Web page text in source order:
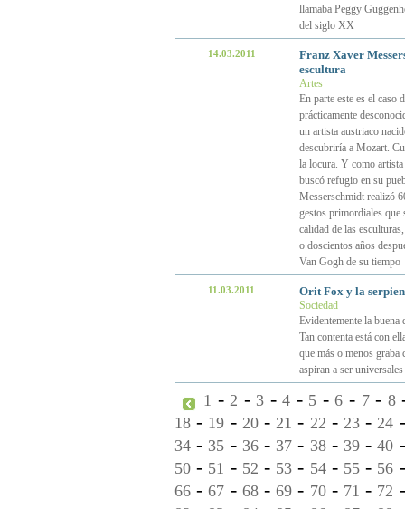
llamaba Peggy
del siglo XX
14.03.2011
Franz Xaver
escultura
Artes
En parte este es el caso
prácticamente
un artista austriaco
descubriría a Mozart.
la locura. Y como
buscó refugio en su
Messerschmidt realizó
gestos primordiales que
calidad de las
o doscientos años
Van Gogh de su tiempo
11.03.2011 Orit Fox y la
Sociedad
Evidentemente la
Tan contenta está con
que más o menos graba
aspiran a ser universales
1 -2 - 3 -4 - 5 -6 - 7- 8
18 - 19 - 20-21 - 22 - 23-24
34 - 35 - 36- 37 - 38- 39-40
50 - 51 - 52 - 53 - 54- 55- 56
66 -67 - 68-69 - 70- 71 - 72